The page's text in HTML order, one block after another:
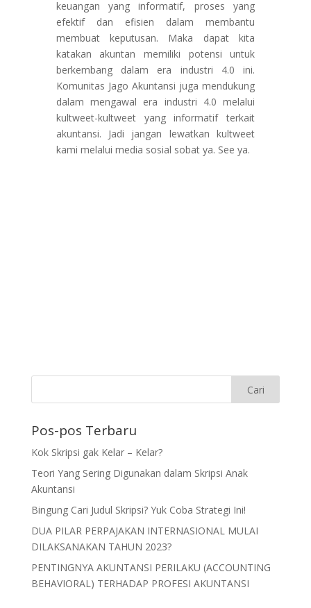
keuangan yang informatif, proses yang
efektif dan efisien dalam membantu
membuat keputusan. Maka dapat kita
katakan akuntan memiliki potensi untuk
berkembang dalam era industri 4.0 ini.
Komunitas Jago Akuntansi juga mendukung
dalam mengawal era industri 4.0 melalui
kultweet-kultweet yang informatif terkait
akuntansi. Jadi jangan lewatkan kultweet
kami melalui media sosial sobat ya. See ya.
Pos-pos Terbaru
Kok Skripsi gak Kelar – Kelar?
Teori Yang Sering Digunakan dalam Skripsi Anak
Akuntansi
Bingung Cari Judul Skripsi? Yuk Coba Strategi Ini!
DUA PILAR PERPAJAKAN INTERNASIONAL MULAI
DILAKSANAKAN TAHUN 2023?
PENTINGNYA AKUNTANSI PERILAKU (ACCOUNTING
BEHAVIORAL) TERHADAP PROFESI AKUNTANSI